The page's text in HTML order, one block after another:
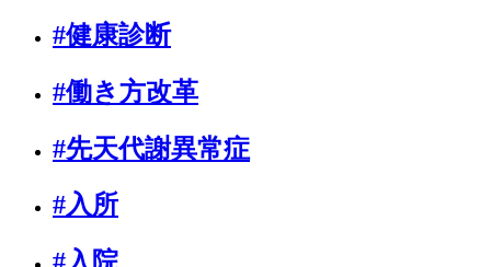
#健康診断
#働き方改革
#先天代謝異常症
#入所